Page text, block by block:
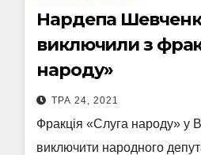
Нардепа
виключили з
народу»
ТРА 24, 2021
Фракція «Слуга народу» у
виключити народного